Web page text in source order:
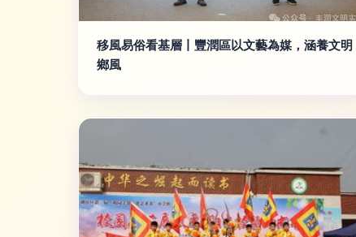
移風易俗看基層丨豐潤區以文藝為媒，涵養文明
鄉風